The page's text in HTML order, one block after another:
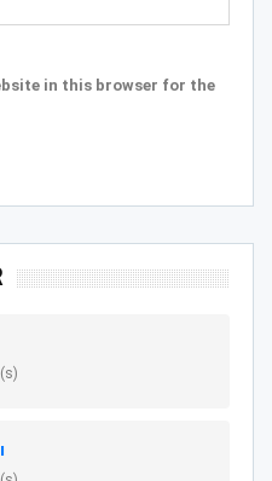
in this browser for the